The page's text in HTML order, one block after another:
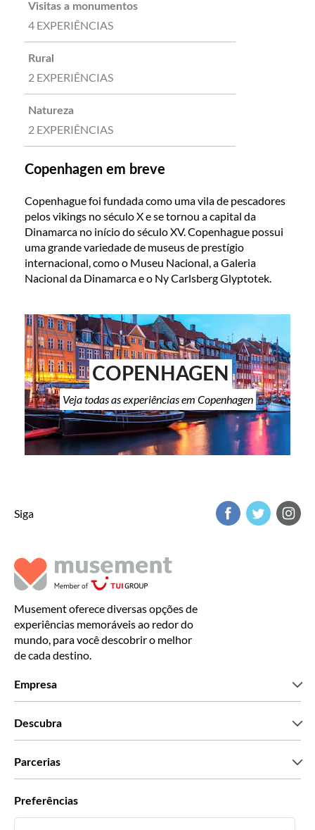
Visitas a monumentos
4 EXPERIÊNCIAS
Rural
2 EXPERIÊNCIAS
Natureza
2 EXPERIÊNCIAS
Copenhagen em breve
Copenhague foi fundada como uma vila de pescadores
pelos vikings no século X e se tornou a capital da
Dinamarca no início do século XV. Copenhague possui
uma grande variedade de museus de prestígio
internacional, como o Museu Nacional, a Galeria
Nacional da Dinamarca e o Ny Carlsberg Glyptotek.
COPENHAGEN
Veja todas as experiências em Copenhagen
Siga
Musement oferece diversas opções de
experiências memoráveis ao redor do
mundo, para você descobrir o melhor
de cada destino.
Empresa
Descubra
Parcerias
Preferências